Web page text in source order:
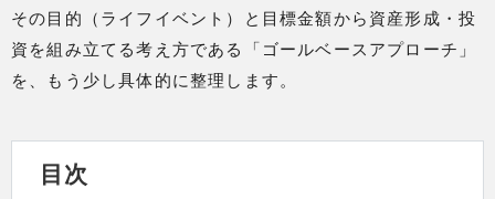
その目的（ライフイベント）と目標金額から資産形成・投
資を組み立てる考え方である「ゴールベースアプローチ」
を、もう少し具体的に整理します。
目次